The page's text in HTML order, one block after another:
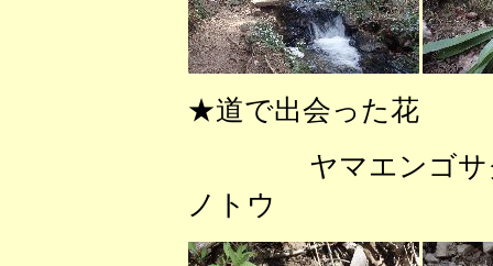
★道で出会った花
ヤマエ
ノトウ